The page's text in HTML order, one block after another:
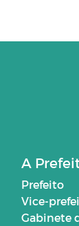
A
Prefeito
Vice-
Gabinete